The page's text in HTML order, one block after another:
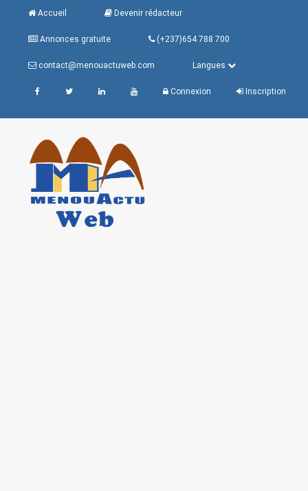
Accueil Devenir rédacteur
Annonces gratuite (+237)654 788 700
contact@menouactuweb.com Langues
Connexion Inscription